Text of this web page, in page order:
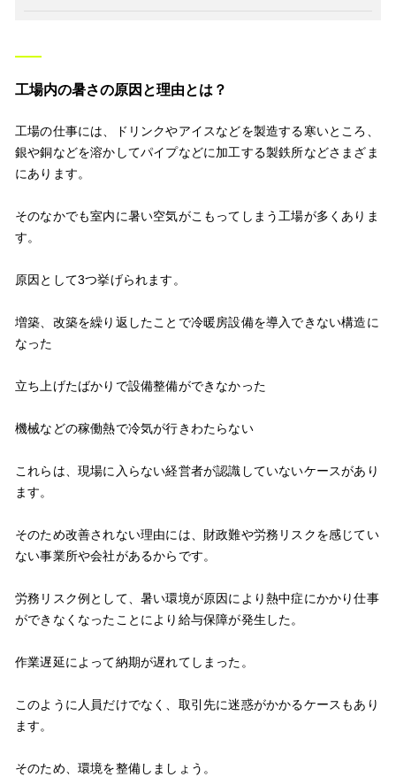
工場内の暑さの原因と理由とは？
工場の仕事には、ドリンクやアイスなどを製造する寒いところ、
銀や銅などを溶かしてパイプなどに加工する製鉄所などさまざま
にあります。
そのなかでも室内に暑い空気がこもってしまう工場が多くありま
す。
原因として3つ挙げられます。
増築、改築を繰り返したことで冷暖房設備を導入できない構造に
なった
立ち上げたばかりで設備整備ができなかった
機械などの稼働熱で冷気が行きわたらない
これらは、現場に入らない経営者が認識していないケースがあり
ます。
そのため改善されない理由には、財政難や労務リスクを感じてい
ない事業所や会社があるからです。
労務リスク例として、暑い環境が原因により熱中症にかかり仕事
ができなくなったことにより給与保障が発生した。
作業遅延によって納期が遅れてしまった。
このように人員だけでなく、取引先に迷惑がかかるケースもあり
ます。
そのため、環境を整備しましょう。